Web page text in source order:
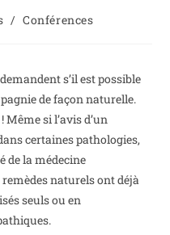
/ Conférences
s’il est possible
de façon naturelle.
si l’avis d’un
certaines pathologies,
de la médecine
naturels ont déjà
seuls ou en